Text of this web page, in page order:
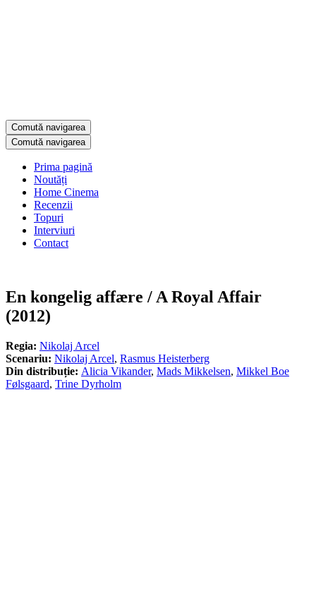
Comută navigarea
Comută navigarea
Prima pagină
Noutăți
Home Cinema
Recenzii
Topuri
Interviuri
Contact
En kongelig affære / A Royal Affair
(2012)
Regia: Nikolaj Arcel
Scenariu: Nikolaj Arcel, Rasmus Heisterberg
Din distribuție: Alicia Vikander, Mads Mikkelsen, Mikkel Boe
Følsgaard, Trine Dyrholm